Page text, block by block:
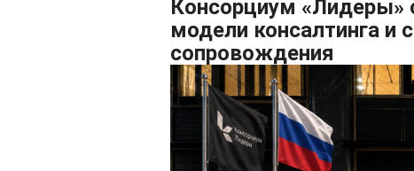
Консорциум «Лидеры»
модели консалтинга и
сопровождения